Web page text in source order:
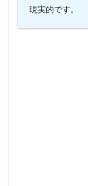
現実的です。